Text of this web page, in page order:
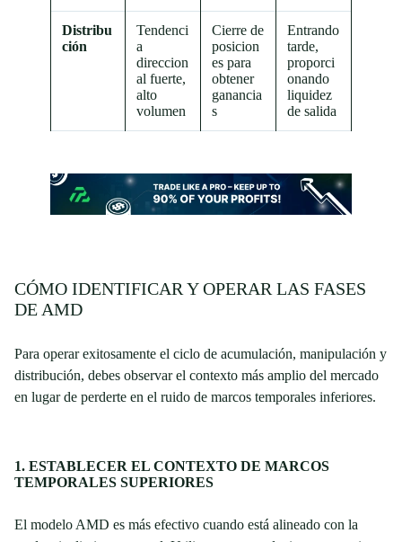
Distribu
ción
Tendenci
a
direccion
al fuerte,
alto
volumen
Cierre de
posicion
es para
obtener
ganancia
s
Entrando
tarde,
proporci
onando
liquidez
de salida
CÓMO IDENTIFICAR Y OPERAR LAS FASES
DE AMD
Para operar exitosamente el ciclo de acumulación, manipulación y
distribución, debes observar el contexto más amplio del mercado
en lugar de perderte en el ruido de marcos temporales inferiores.
1. ESTABLECER EL CONTEXTO DE MARCOS
TEMPORALES SUPERIORES
El modelo AMD es más efectivo cuando está alineado con la